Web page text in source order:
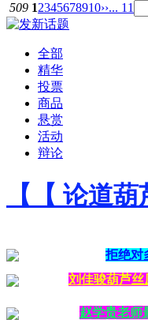
509 12345678910››... 11
全部
精华
投票
商品
悬赏
活动
辩论
【【 论道葫
拒绝对
刘佳骏葫芦丝
赵学贵老师